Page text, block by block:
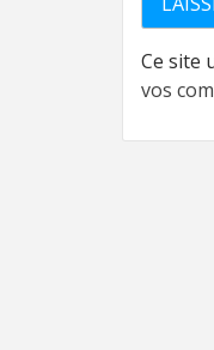
Ce site
vos